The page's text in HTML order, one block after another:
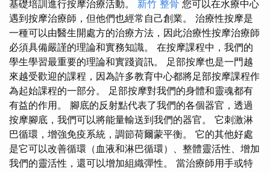
基礎培訓進行按摩治療活動。 新竹 整骨 您可以在水療中心
遇到按摩治療師，但他們也經常自己創業。 治療性按摩是
一種可以由醫生開處方的治療方法，因此治療性按摩治療師
必須具備嚴謹的理論和實務知識。 在按摩課程中，我們的
學生學習最重要的理論和實踐資訊。 足部按摩也是一門越
來越受歡迎的課程，因為許多教育中心都將足部按摩課程作
為起始課程的一部分。 足部按摩對我們的身體和靈魂都有
有益的作用。 腳底的反射點代表了我們的各個器官，透過
按摩腳底，我們可以將能量輸送到我們的器官。 它刺激淋
巴循環，增強免疫系統，調節荷爾蒙平衡。 它的其他好處
是它可以改善循環（血液和淋巴循環）、整體靈活性、增加
我們的靈活性，還可以增加組織彈性。 當治療師用手或特